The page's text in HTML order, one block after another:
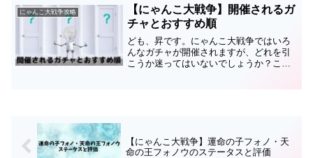
ラが引けなかったときのがっかり感は大
きく、本来は取らないよう...
にゃんこ大戦争攻略
【にゃんこ大戦争】開催されるガ
チャとおすすめ順
ども、昇です。にゃんこ大戦争ではいろ
んなガチャが開催されますが、どれを引
こうか迷ってはいないでしょうか？この
【にゃんこ大戦争】運命の子フォノ・天
命の王フォノウのステータスと評価